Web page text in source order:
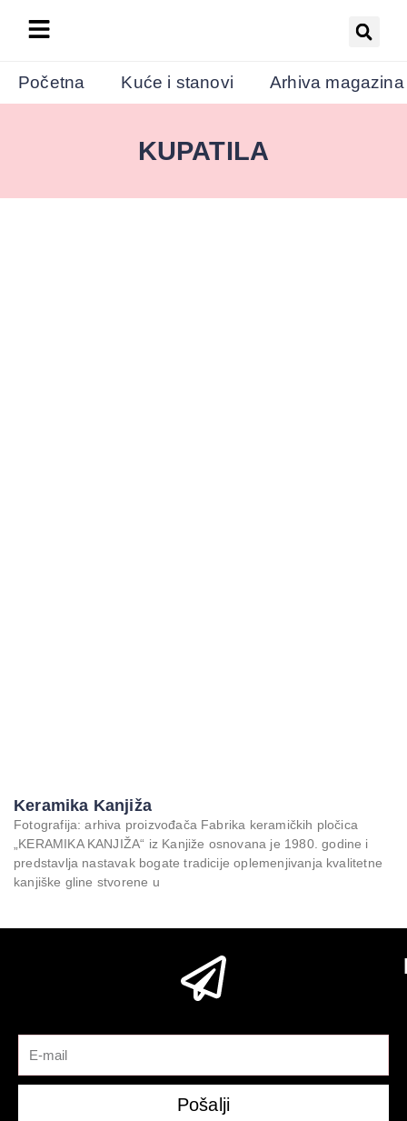
Početna Kuće i stanovi Arhiva magazina
KUPATILA
Keramika Kanjiža
Fotografija: arhiva proizvođača Fabrika keramičkih pločica
„KERAMIKA KANJIŽA“ iz Kanjiže osnovana je 1980. godine i
predstavlja nastavak bogate tradicije oplemenjivanja kvalitetne
kanjiške gline stvorene u
Pošalji